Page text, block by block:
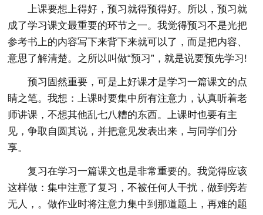
上课要想上得好，预习就得预得好。所以，预习就
成了学习课文最重要的环节之一。我觉得预习不是光把
参考书上的内容写下来背下来就可以了，而是把内容、
意思了解清楚。之所以叫做“预习”，就是说要预先学习!
预习固然重要，可是上好课才是学习一篇课文的点
睛之笔。我想：上课时要集中所有注意力，认真听着老
师讲课，不想其他乱七八糟的东西。上课时也要有主
见，争取自圆其说，并把意见发表出来，与同学们分
享。
复习在学习一篇课文也是非常重要的。我觉得应该
这样做：集中注意了复习，不被任何人干扰，做到旁若
无人，。做作业时将注意力集中到那道题上，再难的题